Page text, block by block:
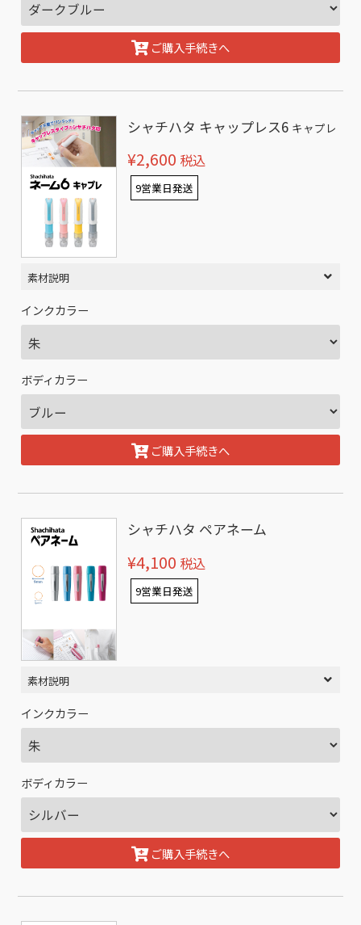
ご購入手続きへ
シャチハタ キャップレス6 キャプレ
¥2,600 税込
9営業日発送
素材説明
インクカラー
ボディカラー
ご購入手続きへ
シャチハタ ペアネーム
¥4,100 税込
9営業日発送
素材説明
インクカラー
ボディカラー
ご購入手続きへ